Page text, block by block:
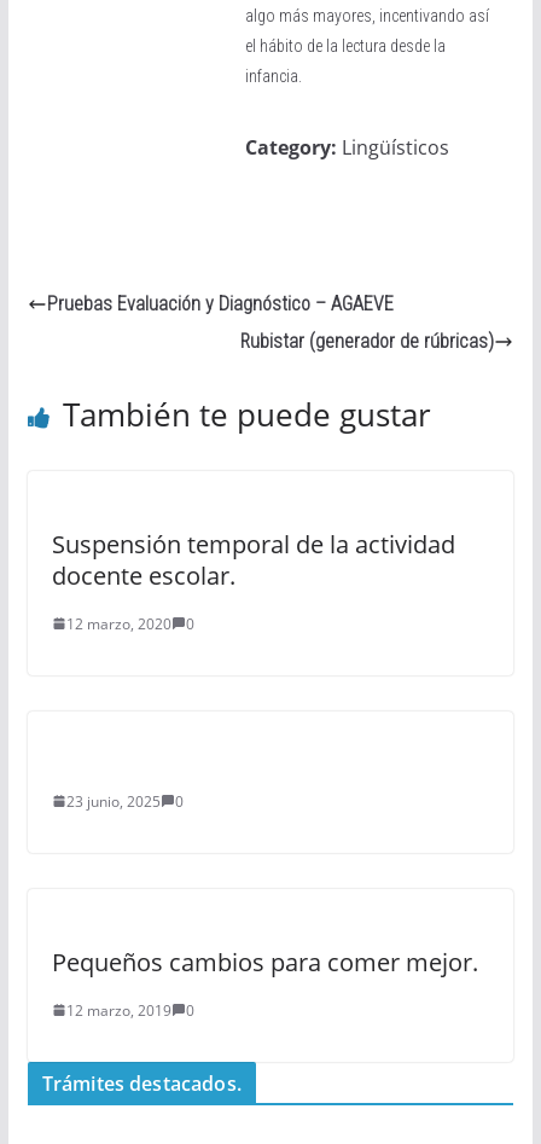
algo más mayores, incentivando así
el hábito de la lectura desde la
infancia.
Category: Lingüísticos
Pruebas Evaluación y Diagnóstico – AGAEVE
Rubistar (generador de rúbricas)
También te puede gustar
Suspensión temporal de la actividad
docente escolar.
12 marzo, 2020 0
23 junio, 2025 0
Pequeños cambios para comer mejor.
12 marzo, 2019 0
Trámites destacados.